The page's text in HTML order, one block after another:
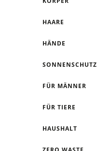
HAARE
HÄNDE
SONNENSCHUTZ
FÜR MÄNNER
FÜR TIERE
HAUSHALT